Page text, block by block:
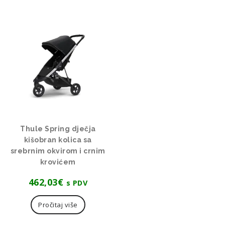
Thule Spring dječja
kišobran kolica sa
srebrnim okvirom i crnim
krovićem
462,03€ s PDV
Pročitaj više